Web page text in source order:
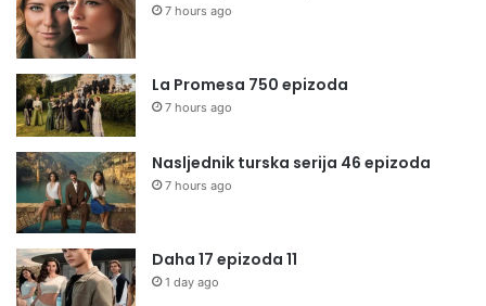
7 hours ago
La Promesa 750 epizoda
7 hours ago
Nasljednik turska serija 46 epizoda
7 hours ago
Daha 17 epizoda 11
1 day ago